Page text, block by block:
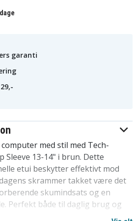
garanti
med stil med Tech-
Sleeve 13-14" i brun. Dette
etui beskytter effektivt mod
skrammer takket være det
skumindsats og en
Perfekt både til daglig brug og